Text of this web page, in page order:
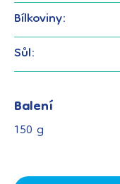
Bílkoviny:
Sůl:
Balení
150 g